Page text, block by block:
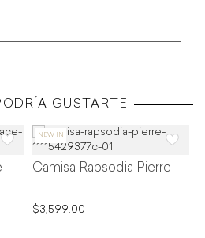
GUSTARTE
Camisa Rapsodia Pierre
$3,599.00